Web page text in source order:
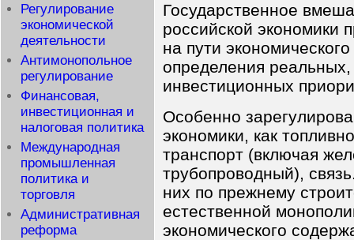
Регулирование
экономической
деятельности
Антимонопольное
регулирование
Финансовая,
инвестиционная и
налоговая политика
Международная
промышленная
политика и
торговля
Административная
реформа
Государственное
российской экономики
на пути
определения
инвестиционных
Особенно
экономики, как
транспорт (включая
трубопроводный),
них по прежнему
естественной
экономического